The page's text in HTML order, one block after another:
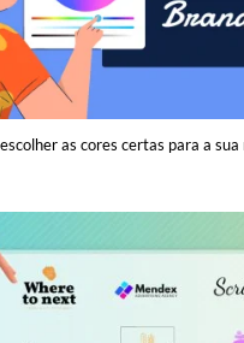
as cores certas para a sua